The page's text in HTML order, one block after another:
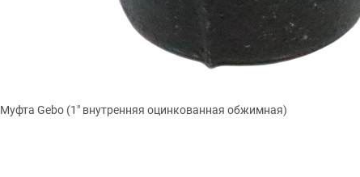
Муфта Gebo (1″ внутренняя оцинкованная обжимная)